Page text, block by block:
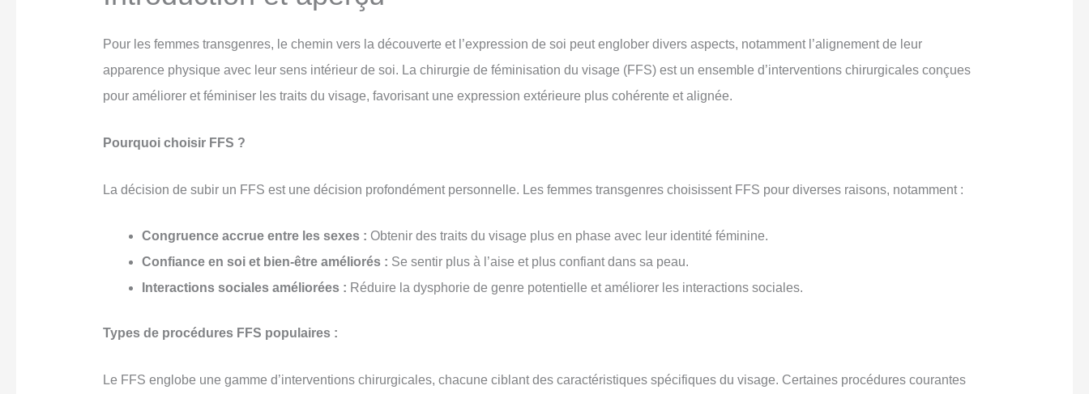
Pour les femmes transgenres, le chemin vers la découverte et l’expression de soi peut englober divers aspects, notamment l’alignement de leur
apparence physique avec leur sens intérieur de soi. La chirurgie de féminisation du visage (FFS) est un ensemble d’interventions chirurgicales conçues
pour améliorer et féminiser les traits du visage, favorisant une expression extérieure plus cohérente et alignée.
Pourquoi choisir FFS ?
La décision de subir un FFS est une décision profondément personnelle. Les femmes transgenres choisissent FFS pour diverses raisons, notamment :
Congruence accrue entre les sexes : Obtenir des traits du visage plus en phase avec leur identité féminine.
Confiance en soi et bien-être améliorés : Se sentir plus à l’aise et plus confiant dans sa peau.
Interactions sociales améliorées : Réduire la dysphorie de genre potentielle et améliorer les interactions sociales.
Types de procédures FFS populaires :
Le FFS englobe une gamme d’interventions chirurgicales, chacune ciblant des caractéristiques spécifiques du visage. Certaines procédures courantes